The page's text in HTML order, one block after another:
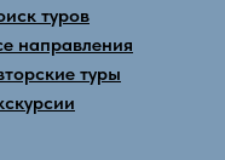
туров
направления
туры